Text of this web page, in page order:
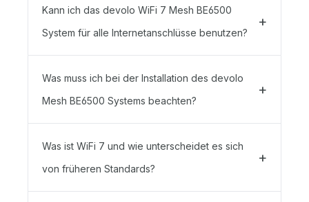
Kann ich das devolo WiFi 7 Mesh BE6500
System für alle Internetanschlüsse benutzen?
Was muss ich bei der Installation des devolo
Mesh BE6500 Systems beachten?
Was ist WiFi 7 und wie unterscheidet es sich
von früheren Standards?